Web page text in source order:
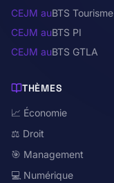
CEJM auBTS Tourisme
CEJM auBTS PI
CEJM auBTS GTLA
THÈMES
📈 Économie
⚖️ Droit
🎯 Management
💻 Numérique